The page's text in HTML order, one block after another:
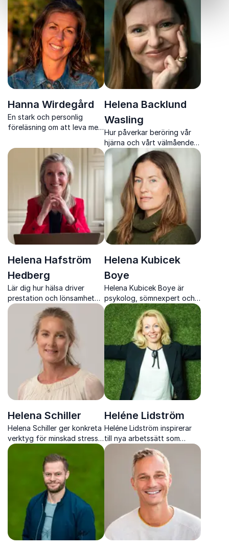
presterar och trivs
arbetsglädje, starkare team
och hållbara resultat.
Hanna Wirdegård
En stark och personlig
föreläsning om att leva med
psykisk ohälsa – och vägen
mot att våga prata öppet
Helena Backlund
Wasling
Hur påverkar beröring vår
hjärna och vårt välmående?
Helena Backlund Wasling
gör forskningen levande
och direkt användbar i
vardagen
Helena Hafström
Hedberg
Lär dig hur hälsa driver
prestation och lönsamhet
med Helena Hafström
Helena Kubicek
Boye
Helena Kubicek Boye är
psykolog, sömnexpert och
författare som gör komplex
kunskap konkret, varm och
engagerande.
Helena Schiller
Helena Schiller ger konkreta
verktyg för minskad stress,
bättre återhämtning och
starkare prestation i
arbetslivet
Heléne Lidström
Heléne Lidström inspirerar
till nya arbetssätt som
frigör kreativitet och skapar
resultat i den digitala
arbetsmiljön